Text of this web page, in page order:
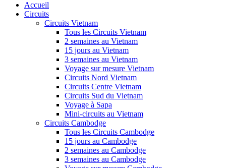
Accueil
Circuits
Circuits Vietnam
Tous les Circuits Vietnam
2 semaines au Vietnam
15 jours au Vietnam
3 semaines au Vietnam
Voyage sur mesure Vietnam
Circuits Nord Vietnam
Circuits Centre Vietnam
Circuits Sud du Vietnam
Voyage à Sapa
Mini-circuits au Vietnam
Circuits Cambodge
Tous les Circuits Cambodge
15 jours au Cambodge
2 semaines au Cambodge
3 semaines au Cambodge